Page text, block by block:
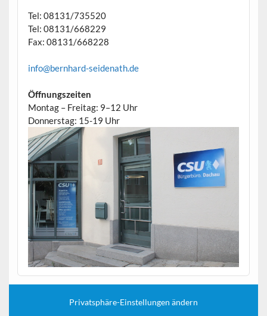
Tel: 08131/735520
Tel: 08131/668229
Fax: 08131/668228
info@bernhard-seidenath.de
Öffnungszeiten
Montag – Freitag: 9–12 Uhr
Donnerstag: 15-19 Uhr
Privatsphäre-Einstellungen ändern